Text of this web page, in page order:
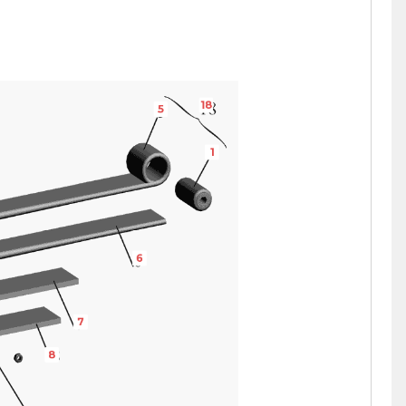
18
1
8
7
6
5